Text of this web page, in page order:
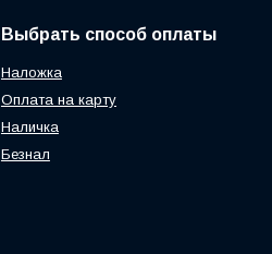
Выбрать способ оплаты
Наложка
Оплата на карту
Наличка
Безнал